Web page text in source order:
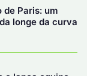
parâmetros
ou educação, é
voltados à